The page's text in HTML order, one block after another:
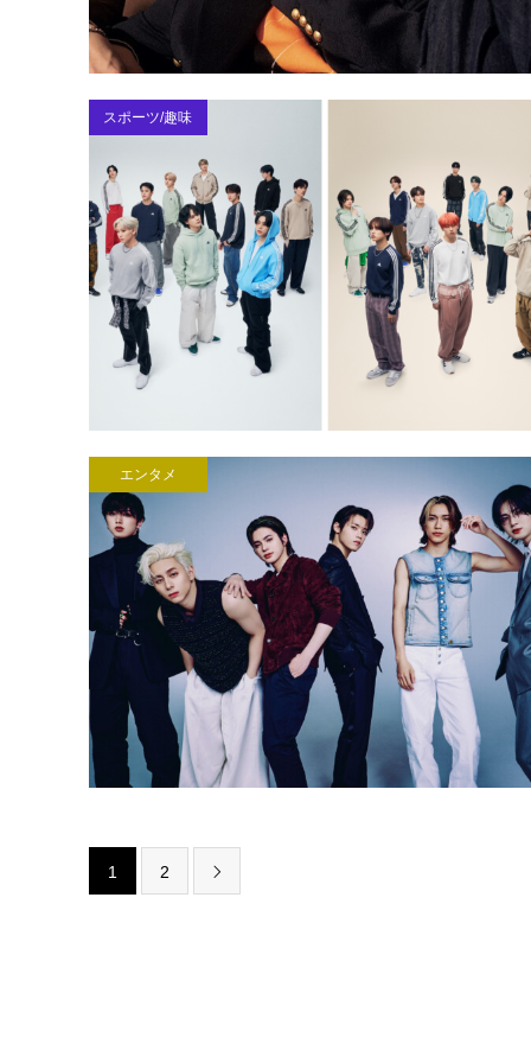
スポーツ/趣味
エンタメ
1 2 